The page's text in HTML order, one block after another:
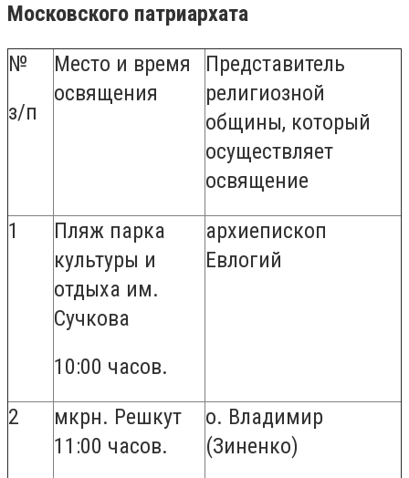
Московского патриархата
№
з/п
Место и время
освящения
Представитель
религиозной
общины, который
осуществляет
освящение
1
Пляж парка
культуры и
отдыха им.
Сучкова
10:00 часов.
архиепископ
Евлогий
2
мкрн. Решкут
11:00 часов.
о. Владимир
(Зиненко)